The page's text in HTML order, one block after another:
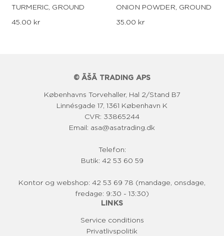
TURMERIC, GROUND
45.00 kr
ONION POWDER, GROUND
35.00 kr
© ĀŠĀ TRADING APS
Københavns Torvehaller, Hal 2/Stand B7
Linnésgade 17, 1361 København K
CVR: 33865244
Email: asa@asatrading.dk
Telefon:
Butik: 42 53 60 59
Kontor og webshop: 42 53 69 78 (mandage, onsdage,
fredage: 9:30 - 13:30)
LINKS
Service conditions
Privatlivspolitik